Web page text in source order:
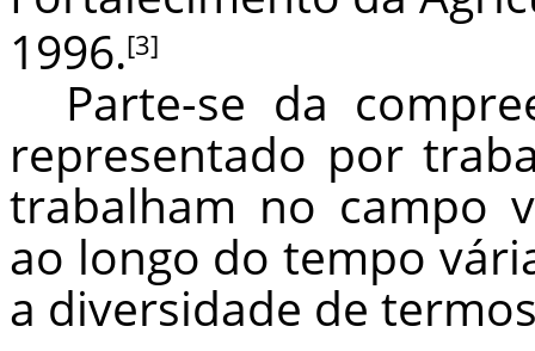
1996.[3]
Parte-se da
representado por
trabalham no campo
ao longo do tempo
a diversidade de